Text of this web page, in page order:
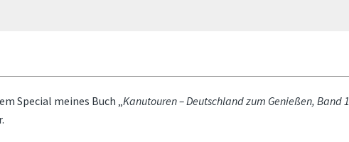
Special meines Buch „ Kanutouren – Deutschland zum Genießen, Band 1